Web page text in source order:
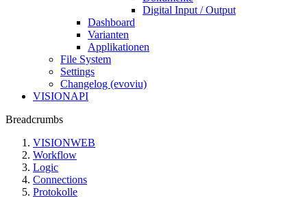
Digital Input / Output
Dashboard
Varianten
Applikationen
File System
Settings
Changelog (evoviu)
VISIONAPI
Breadcrumbs
VISIONWEB
Workflow
Logic
Connections
Protokolle